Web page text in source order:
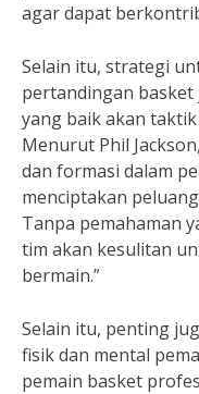
agar dapat
Selain itu, strategi
pertandingan
yang baik akan
Menurut Phil
dan formasi dalam
menciptakan
Tanpa pemahaman
tim akan kesulitan
bermain.”
Selain itu, penting
fisik dan mental
pemain basket